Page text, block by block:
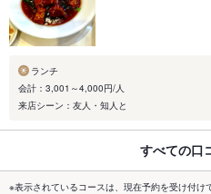
ランチ
会計：3,001～4,000円/人
来店シーン：友人・知人と
すべての口
※表示されているコースは、現在予約を受け付け